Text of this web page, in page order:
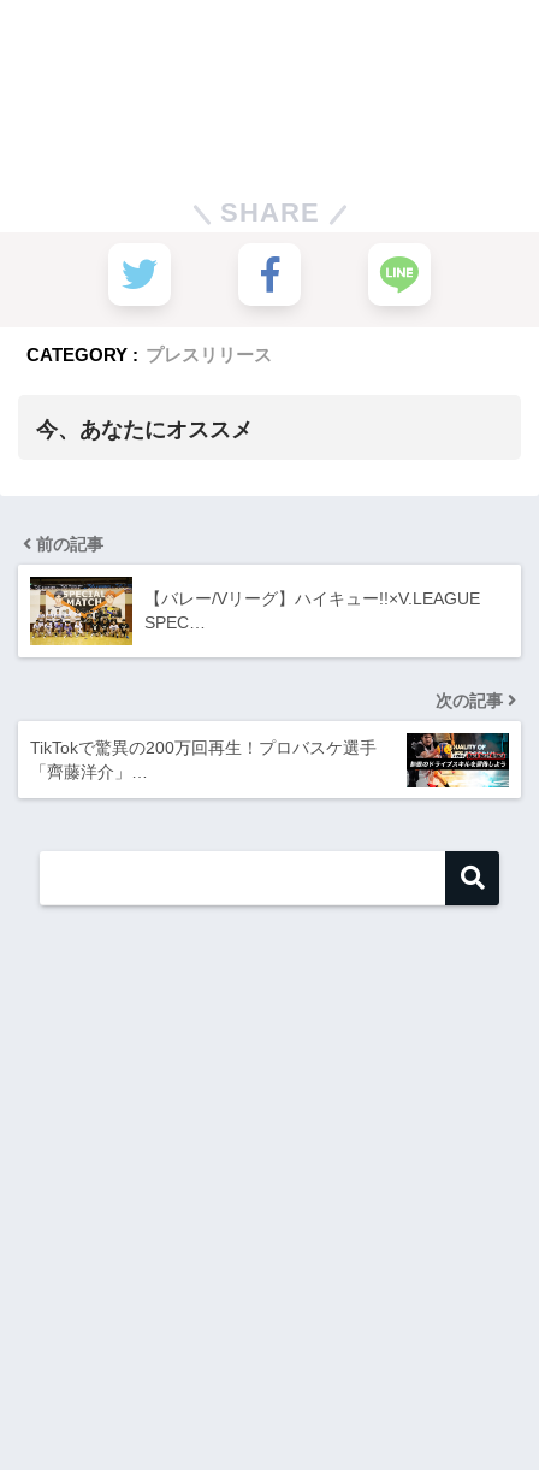
SHARE
CATEGORY : プレスリリース
今、あなたにオススメ
前の記事
【バレー/Vリーグ】ハイキュー!!×V.LEAGUE
SPEC…
次の記事
TikTokで驚異の200万回再生！プロバスケ選手
「齊藤洋介」…